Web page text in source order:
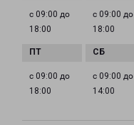
с 09:00 до
18:00
с 09:00 до
18:00
с 09:00 до
18:00
с 09:00 до
14:00